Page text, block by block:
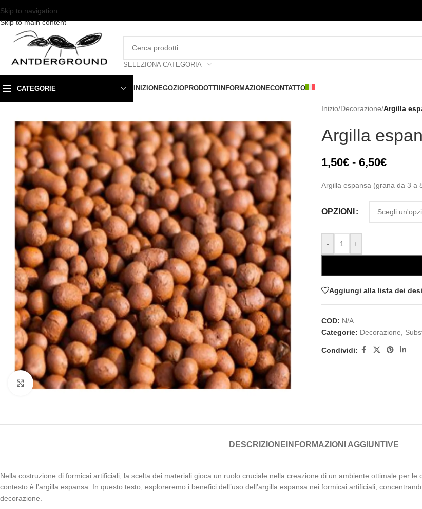
Skip to navigation
Skip to main content
SELEZIONA CATEGORIA
CATEGORIE INIZIONEGOZIOPRODOTTI INFORMAZIONECONTATTO
Click to enlarge
Inizio/Decorazione/Argilla
Argilla
1,50€ - 6,50€
Argilla espansa (grana da 3 a
OPZIONI
- +
Aggiungi alla lista dei
COD: N/A
Categorie: Decorazione
Condividi:
DESCRIZIONE INFORMAZIONI AGGIUNTIVE
Nella costruzione di formicai artificiali, la scelta dei materiali gioca un ruolo cruciale nella creazione di un ambiente ottimale per
contesto è l’argilla espansa. In questo testo, esploreremo i benefici dell’uso dell’argilla espansa nei formicai artificiali,
decorazione.